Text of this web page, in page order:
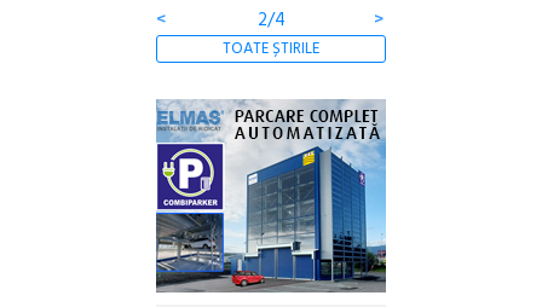
< 2/4 >
TOATE ȘTIRILE